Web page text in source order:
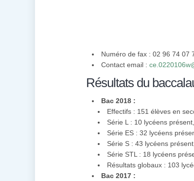
Numéro de fax : 02 96 74 07
Contact email :
Résultats du
Bac 2018 :
Effectifs : 151 élèves en
Série L : 10 lycéens
Série ES : 32 lycéens
Série S : 43 lycéens
Série STL : 18 lycéens
Résultats globaux : 103
Bac 2017 :